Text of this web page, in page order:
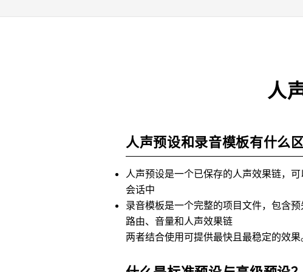
人
人声预设和录音模板有什么区
人声预设是一个已保存的人声效果链，
会话中
录音模板是一个完整的项目文件，包含
路由、音量和人声效果链
两者结合使用可提供最快且最稳定的效果